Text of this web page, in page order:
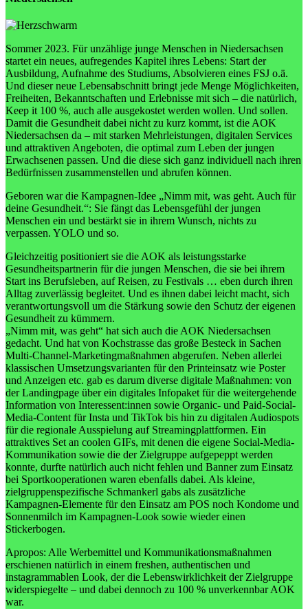
Sommer 2023. Für unzählige junge Menschen in Niedersachsen
startet ein neues, aufregendes Kapitel ihres Lebens: Start der
Ausbildung, Aufnahme des Studiums, Absolvieren eines FSJ o.ä.
Und dieser neue Lebensabschnitt bringt jede Menge Möglichkeiten,
Freiheiten, Bekanntschaften und Erlebnisse mit sich – die natürlich,
Keep it 100 %, auch alle ausgekostet werden wollen. Und sollen.
Damit die Gesundheit dabei nicht zu kurz kommt, ist die AOK
Niedersachsen da – mit starken Mehrleistungen, digitalen Services
und attraktiven Angeboten, die optimal zum Leben der jungen
Erwachsenen passen. Und die diese sich ganz individuell nach ihren
Bedürfnissen zusammenstellen und abrufen können.
Geboren war die Kampagnen-Idee „Nimm mit, was geht. Auch für
deine Gesundheit.“: Sie fängt das Lebensgefühl der jungen
Menschen ein und bestärkt sie in ihrem Wunsch, nichts zu
verpassen. YOLO und so.
Gleichzeitig positioniert sie die AOK als leistungsstarke
Gesundheitspartnerin für die jungen Menschen, die sie bei ihrem
Start ins Berufsleben, auf Reisen, zu Festivals … eben durch ihren
Alltag zuverlässig begleitet. Und es ihnen dabei leicht macht, sich
verantwortungsvoll um die Stärkung sowie den Schutz der eigenen
Gesundheit zu kümmern.
„Nimm mit, was geht“ hat sich auch die AOK Niedersachsen
gedacht. Und hat von Kochstrasse das große Besteck in Sachen
Multi-Channel-Marketingmaßnahmen abgerufen. Neben allerlei
klassischen Umsetzungsvarianten für den Printeinsatz wie Poster
und Anzeigen etc. gab es darum diverse digitale Maßnahmen: von
der Landingpage über ein digitales Infopaket für die weitergehende
Information von Interessent:innen sowie Organic- und Paid-Social-
Media-Content für Insta und TikTok bis hin zu digitalen Audiospots
für die regionale Ausspielung auf Streamingplattformen. Ein
attraktives Set an coolen GIFs, mit denen die eigene Social-Media-
Kommunikation sowie die der Zielgruppe aufgepeppt werden
konnte, durfte natürlich auch nicht fehlen und Banner zum Einsatz
bei Sportkooperationen waren ebenfalls dabei. Als kleine,
zielgruppenspezifische Schmankerl gabs als zusätzliche
Kampagnen-Elemente für den Einsatz am POS noch Kondome und
Sonnenmilch im Kampagnen-Look sowie wieder einen
Stickerbogen.
Apropos: Alle Werbemittel und Kommunikationsmaßnahmen
erschienen natürlich in einem freshen, authentischen und
instagrammablen Look, der die Lebenswirklichkeit der Zielgruppe
widerspiegelte – und dabei dennoch zu 100 % unverkennbar AOK
war.